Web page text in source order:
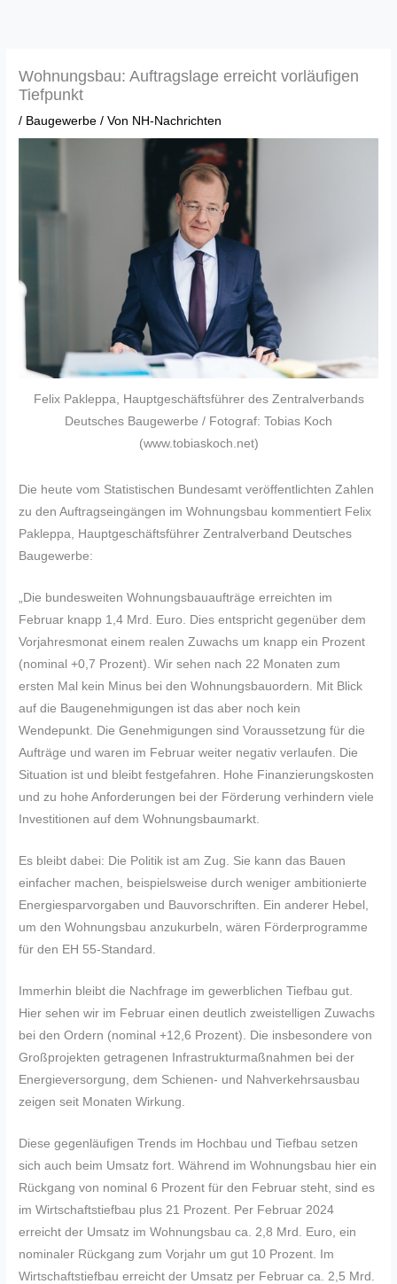
Wohnungsbau: Auftragslage erreicht vorläufigen
Tiefpunkt
/ Baugewerbe / Von NH-Nachrichten
Felix Pakleppa, Hauptgeschäftsführer des Zentralverbands
Deutsches Baugewerbe / Fotograf: Tobias Koch
(www.tobiaskoch.net)
Die heute vom Statistischen Bundesamt veröffentlichten Zahlen
zu den Auftragseingängen im Wohnungsbau kommentiert Felix
Pakleppa, Hauptgeschäftsführer Zentralverband Deutsches
Baugewerbe:
„Die bundesweiten Wohnungsbauaufträge erreichten im
Februar knapp 1,4 Mrd. Euro. Dies entspricht gegenüber dem
Vorjahresmonat einem realen Zuwachs um knapp ein Prozent
(nominal +0,7 Prozent). Wir sehen nach 22 Monaten zum
ersten Mal kein Minus bei den Wohnungsbauordern. Mit Blick
auf die Baugenehmigungen ist das aber noch kein
Wendepunkt. Die Genehmigungen sind Voraussetzung für die
Aufträge und waren im Februar weiter negativ verlaufen. Die
Situation ist und bleibt festgefahren. Hohe Finanzierungskosten
und zu hohe Anforderungen bei der Förderung verhindern viele
Investitionen auf dem Wohnungsbaumarkt.
Es bleibt dabei: Die Politik ist am Zug. Sie kann das Bauen
einfacher machen, beispielsweise durch weniger ambitionierte
Energiesparvorgaben und Bauvorschriften. Ein anderer Hebel,
um den Wohnungsbau anzukurbeln, wären Förderprogramme
für den EH 55-Standard.
Immerhin bleibt die Nachfrage im gewerblichen Tiefbau gut.
Hier sehen wir im Februar einen deutlich zweistelligen Zuwachs
bei den Ordern (nominal +12,6 Prozent). Die insbesondere von
Großprojekten getragenen Infrastrukturmaßnahmen bei der
Energieversorgung, dem Schienen- und Nahverkehrsausbau
zeigen seit Monaten Wirkung.
Diese gegenläufigen Trends im Hochbau und Tiefbau setzen
sich auch beim Umsatz fort. Während im Wohnungsbau hier ein
Rückgang von nominal 6 Prozent für den Februar steht, sind es
im Wirtschaftstiefbau plus 21 Prozent. Per Februar 2024
erreicht der Umsatz im Wohnungsbau ca. 2,8 Mrd. Euro, ein
nominaler Rückgang zum Vorjahr um gut 10 Prozent. Im
Wirtschaftstiefbau erreicht der Umsatz per Februar ca. 2,5 Mrd.